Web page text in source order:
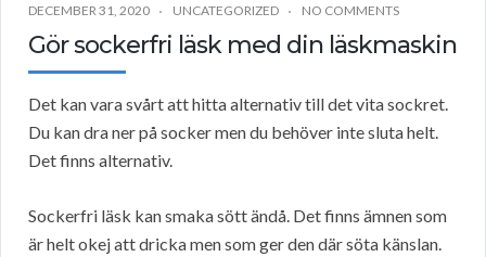
DECEMBER 31, 2020 UNCATEGORIZED NO COMMENTS
Gör sockerfri läsk med din läskmaskin
Det kan vara svårt att hitta alternativ till det vita sockret.
Du kan dra ner på socker men du behöver inte sluta helt.
Det finns alternativ.
Sockerfri läsk kan smaka sött ändå. Det finns ämnen som
är helt okej att dricka men som ger den där söta känslan.